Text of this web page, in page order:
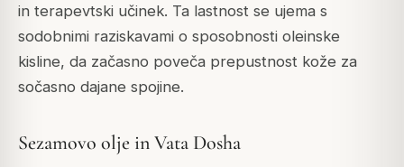
in terapevtski učinek. Ta lastnost se ujema s
sodobnimi raziskavami o sposobnosti oleinske
kisline, da začasno poveča prepustnost kože za
sočasno dajane spojine.
Sezamovo olje in Vata Dosha